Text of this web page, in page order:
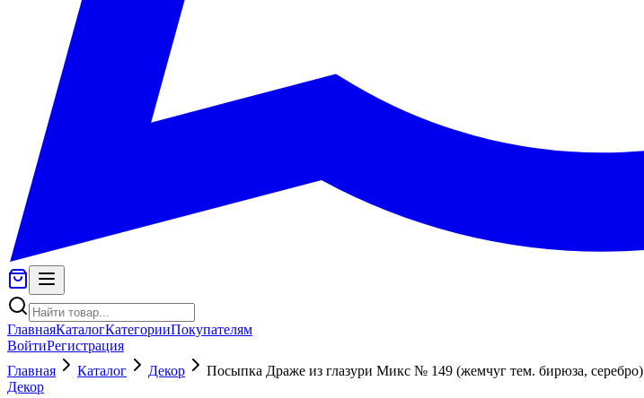
ГлавнаяКаталогКатегорииПокупателям
ВойтиРегистрация
Главная
Каталог Декор
Посыпка Драже из глазури Микс № 149 (жемчуг тем. бирюза, серебро)
Декор